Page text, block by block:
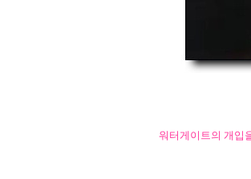
워터게이트의 개입